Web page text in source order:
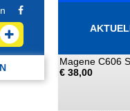
Magene C606
€ 38,00